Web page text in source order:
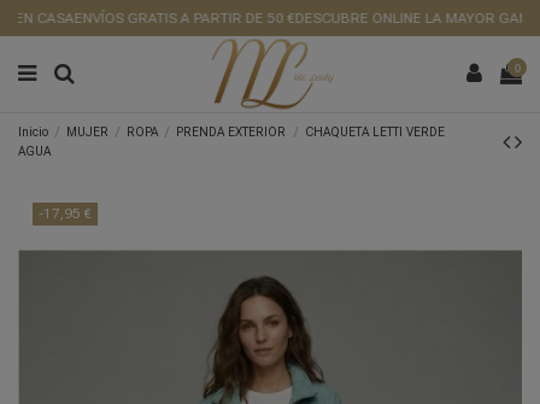
CASAENVÍOS GRATIS A PARTIR DE 50 €DESCUBRE ONLINE LA MAYOR GAMA
0
Inicio MUJER ROPA PRENDA EXTERIOR
CHAQUETA LETTI VERDE
AGUA
-17,95 €